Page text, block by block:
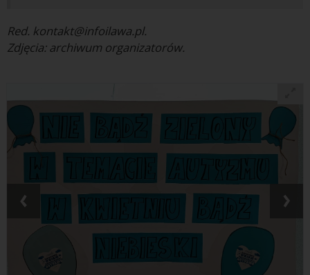
Red. kontakt@infoilawa.pl.
Zdjęcia: archiwum organizatorów.
‹ ›